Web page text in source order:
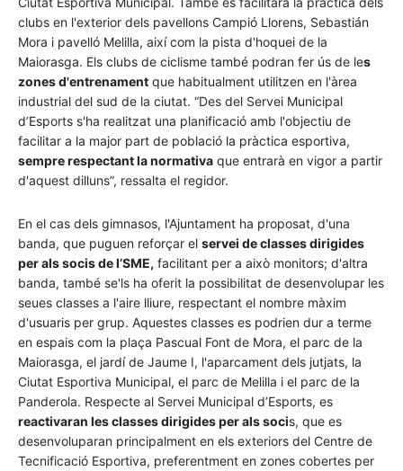
clubs en l'exterior dels pavellons Campió Llorens, Sebastián
Mora i pavelló Melilla, així com la pista d'hoquei de la
Maiorasga. Els clubs de ciclisme també podran fer ús de les
zones d'entrenament que habitualment utilitzen en l'àrea
industrial del sud de la ciutat. “Des del Servei Municipal
d’Esports s'ha realitzat una planificació amb l'objectiu de
facilitar a la major part de població la pràctica esportiva,
sempre respectant la normativa que entrarà en vigor a partir
d'aquest dilluns”, ressalta el regidor.
En el cas dels gimnasos, l'Ajuntament ha proposat, d'una
banda, que puguen reforçar el servei de classes dirigides
per als socis de l’SME, facilitant per a això monitors; d'altra
banda, també se'ls ha oferit la possibilitat de desenvolupar les
seues classes a l'aire lliure, respectant el nombre màxim
d'usuaris per grup. Aquestes classes es podrien dur a terme
en espais com la plaça Pascual Font de Mora, el parc de la
Maiorasga, el jardí de Jaume I, l'aparcament dels jutjats, la
Ciutat Esportiva Municipal, el parc de Melilla i el parc de la
Panderola. Respecte al Servei Municipal d’Esports, es
reactivaran les classes dirigides per als socis, que es
desenvoluparan principalment en els exteriors del Centre de
Tecnificació Esportiva, preferentment en zones cobertes per